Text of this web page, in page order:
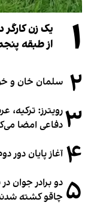
۱
یک زن
از طبقه
۲ سلمان خان و
۳رویترز: ترکیه،
دفاعی امضا
۴ آغاز پایان دور
۵ دو برادر جوان
چاقو کشته